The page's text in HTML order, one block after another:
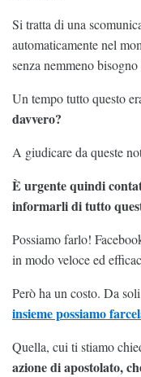
Si tratta di una
automaticamente nel
senza nemmeno
Un tempo tutto questo
davvero?
A giudicare da queste
È urgente quindi
informarli di tutto
Possiamo farlo!
in modo veloce ed
Però ha un costo. Da
insieme possiamo
Quella, cui ti stiamo
azione di apostolato,